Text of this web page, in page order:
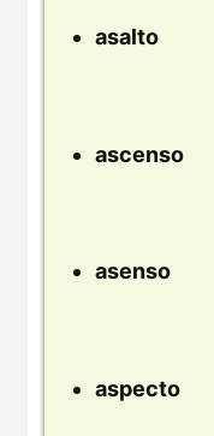
asalto
ascenso
asenso
aspecto